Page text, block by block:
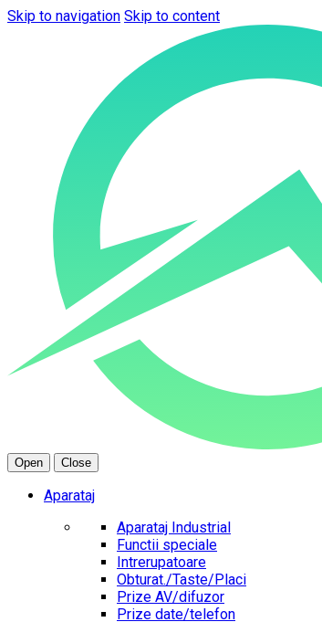
Skip to navigation Skip to content
Open Close
Aparataj
Aparataj Industrial
Functii speciale
Intrerupatoare
Obturat./Taste/Placi
Prize AV/difuzor
Prize date/telefon